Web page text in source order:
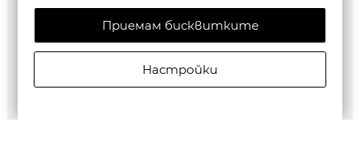
Приемам бисквитките
Настройки